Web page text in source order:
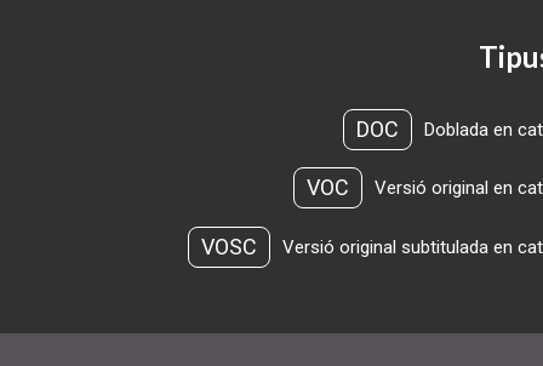
DOC Doblada en
VOC Versió original en
VOSC Versió original subtitulada en